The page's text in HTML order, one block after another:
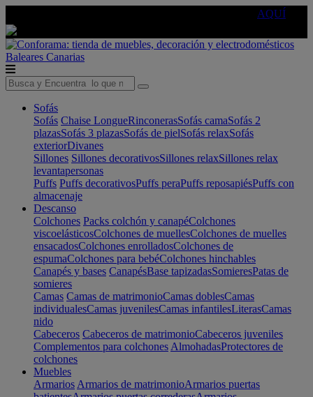
AQUÍ
Baleares Canarias
Sofás
Sofás Chaise LongueRinconerasSofás camaSofás 2
plazasSofás 3 plazasSofás de pielSofás relaxSofás
exteriorDivanes
Sillones Sillones decorativosSillones relaxSillones relax
levantapersonas
Puffs Puffs decorativosPuffs peraPuffs reposapiésPuffs con
almacenaje
Descanso
Colchones Packs colchón y canapéColchones
viscoelásticosColchones de muellesColchones de muelles
ensacadosColchones enrolladosColchones de
espumaColchones para bebéColchones hinchables
Canapés y bases CanapésBase tapizadasSomieresPatas de
somieres
Camas Camas de matrimonioCamas doblesCamas
individualesCamas juvenilesCamas infantilesLiterasCamas
nido
Cabeceros Cabeceros de matrimonioCabeceros juveniles
Complementos para colchones AlmohadasProtectores de
colchones
Muebles
Armarios Armarios de matrimonioArmarios puertas